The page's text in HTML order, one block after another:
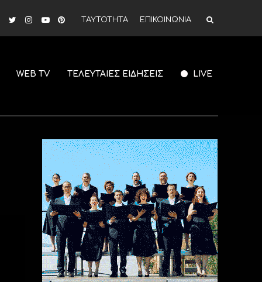
ΤΑΥΤΟΤΗΤΑ ΕΠΙΚΟΙΝΩΝΙΑ
WEB TV ΤΕΛΕΥΤΑΙΕΣ ΕΙΔΗΣΕΙΣ LIVE